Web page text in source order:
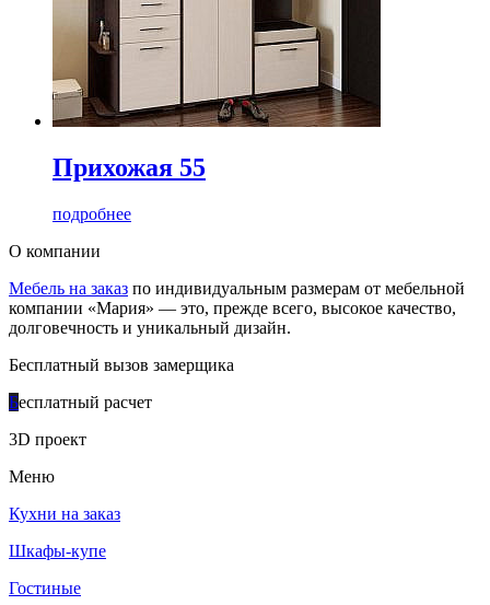
Прихожая 55
подробнее
О компании
Мебель на заказ по индивидуальным размерам от мебельной
компании «Мария» — это, прежде всего, высокое качество,
долговечность и уникальный дизайн.
Бесплатный вызов замерщика
Бесплатный расчет
3D проект
Меню
Кухни на заказ
Шкафы-купе
Гостиные